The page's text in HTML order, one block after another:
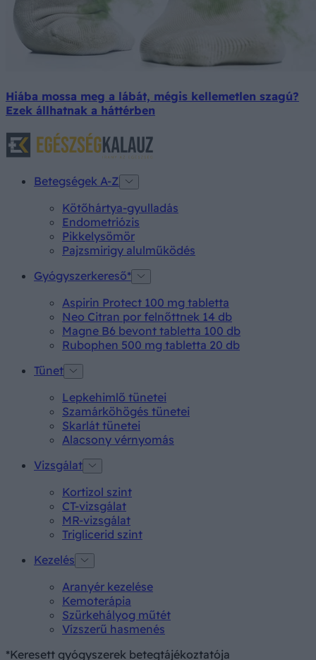
Hiába mossa meg a lábát, mégis kellemetlen szagú?
Ezek állhatnak a háttérben
Betegségek A-Z
Kötőhártya-gyulladás
Endometriózis
Pikkelysömör
Pajzsmirigy alulműködés
Gyógyszerkereső*
Aspirin Protect 100 mg tabletta
Neo Citran por felnőttnek 14 db
Magne B6 bevont tabletta 100 db
Rubophen 500 mg tabletta 20 db
Tünet
Lepkehimlő tünetei
Szamárköhögés tünetei
Skarlát tünetei
Alacsony vérnyomás
Vizsgálat
Kortizol szint
CT-vizsgálat
MR-vizsgálat
Triglicerid szint
Kezelés
Aranyér kezelése
Kemoterápia
Szürkehályog műtét
Vízszerű hasmenés
*Keresett gyógyszerek betegtájékoztatója